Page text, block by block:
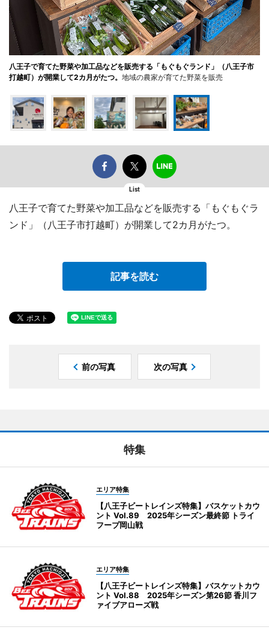
八王子で育てた野菜や加工品などを販売する「もぐもぐランド」（八王子市
打越町）が開業して2カ月がたつ。 地域の農家が育てた野菜を販売
List
八王子で育てた野菜や加工品などを販売する「もぐもぐラ
ンド」（八王子市打越町）が開業して2カ月がたつ。
記事を読む
前の写真 次の写真
特集
エリア特集
【八王子ビートレインズ特集】バスケットカウ
ント Vol.89 2025年シーズン最終節 トライ
フープ岡山戦
エリア特集
【八王子ビートレインズ特集】バスケットカウ
ント Vol.88 2025年シーズン第26節 香川フ
ァイブアローズ戦